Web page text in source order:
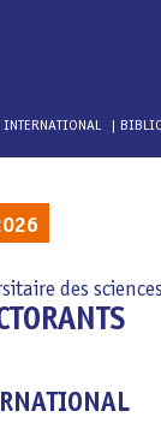
INTERNATIONAL
des